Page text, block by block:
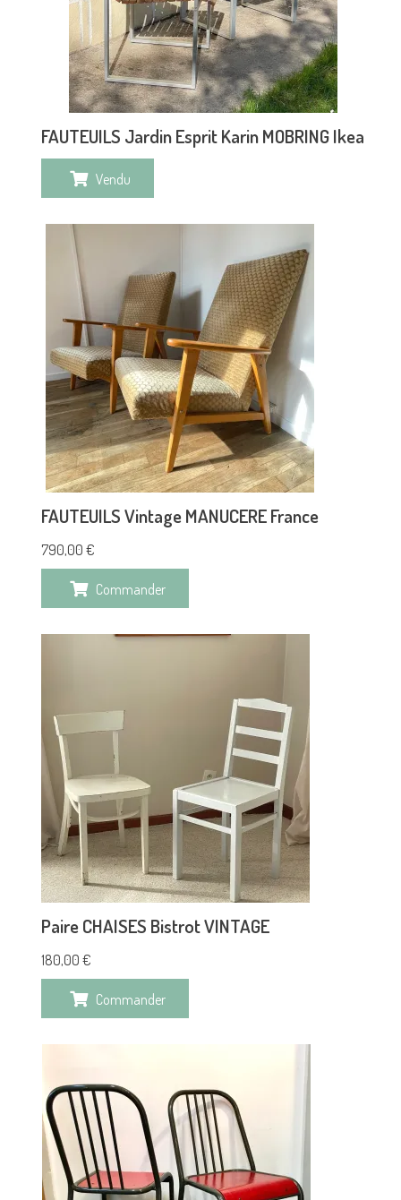
FAUTEUILS Jardin Esprit Karin MOBRING Ikea
Vendu
FAUTEUILS Vintage MANUCERE France
790,00 €
Commander
Paire CHAISES Bistrot VINTAGE
180,00 €
Commander